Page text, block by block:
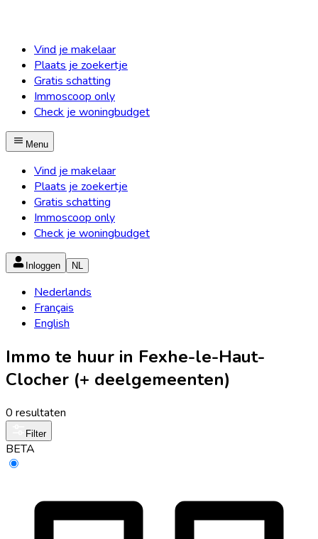
Vind je makelaar
Plaats je zoekertje
Gratis schatting
Immoscoop only
Check je woningbudget
Menu
Vind je makelaar
Plaats je zoekertje
Gratis schatting
Immoscoop only
Check je woningbudget
Inloggen NL
Nederlands
Français
English
Immo te huur in Fexhe-le-Haut-
Clocher (+ deelgemeenten)
0 resultaten
Filter
BETA